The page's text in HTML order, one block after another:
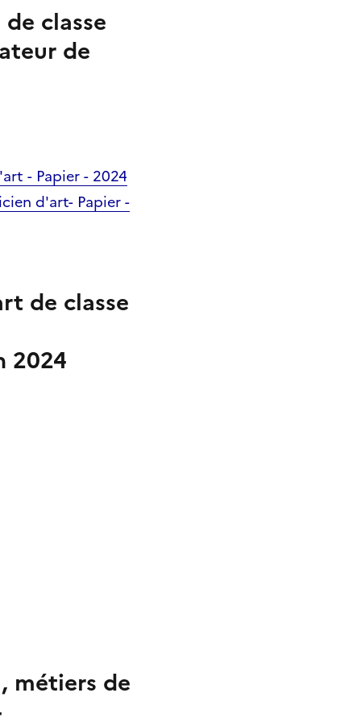
classe
de
- Papier - 2024
d'art- Papier -
de classe
2024
métiers de